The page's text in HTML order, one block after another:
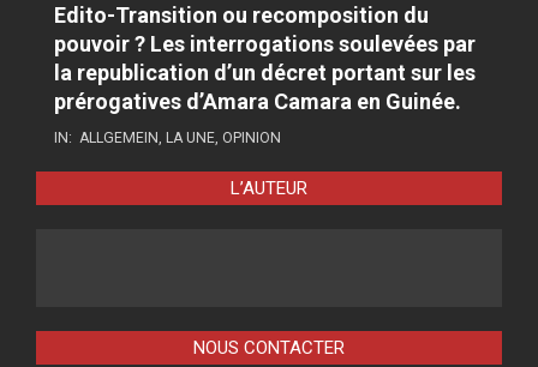
Edito-Transition ou recomposition du
pouvoir ? Les interrogations soulevées par
la republication d’un décret portant sur les
prérogatives d’Amara Camara en Guinée.
IN: ALLGEMEIN, LA UNE, OPINION
L’AUTEUR
NOUS CONTACTER